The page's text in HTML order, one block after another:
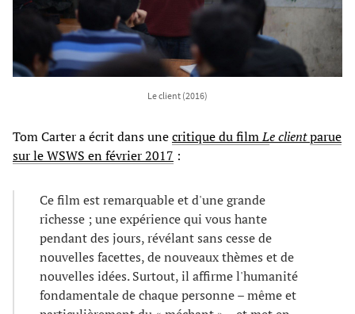
Le client (2016)
Tom Carter a écrit dans unecritique du filmLe clientparue
sur le WSWS en février 2017 :
Ce film est remarquable et d'une grande
richesse ; une expérience qui vous hante
pendant des jours, révélant sans cesse de
nouvelles facettes, de nouveaux thèmes et de
nouvelles idées. Surtout, il affirme l'humanité
fondamentale de chaque personne – même et